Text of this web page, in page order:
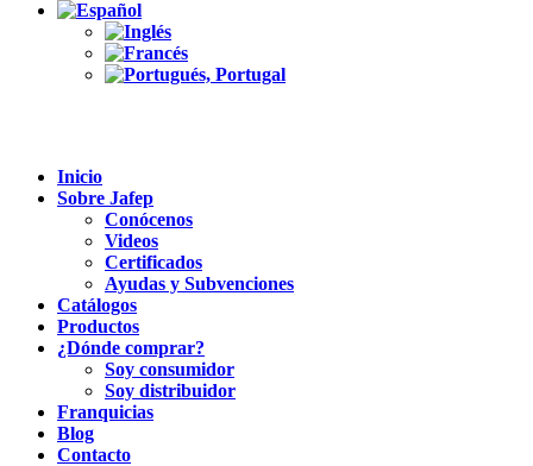
Inicio
Sobre Jafep
Conócenos
Videos
Certificados
Ayudas y Subvenciones
Catálogos
Productos
¿Dónde comprar?
Soy consumidor
Soy distribuidor
Franquicias
Blog
Contacto